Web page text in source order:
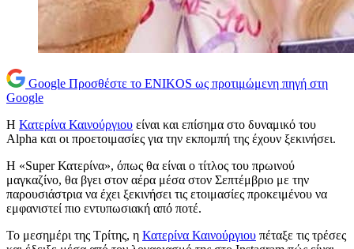
Google Προσθέστε το ENIKOS ως προτιμώμενη πηγή στη
Google
Η Κατερίνα Καινούργιου είναι και επίσημα στο δυναμικό του
Alpha και οι προετοιμασίες για την εκπομπή της έχουν ξεκινήσει.
Η «Super Κατερίνα», όπως θα είναι ο τίτλος του πρωινού
μαγκαζίνο, θα βγει στον αέρα μέσα στον Σεπτέμβριο με την
παρουσιάστρια να έχει ξεκινήσει τις ετοιμασίες προκειμένου να
εμφανιστεί πιο εντυπωσιακή από ποτέ.
Το μεσημέρι της Τρίτης, η Κατερίνα Καινούργιου πέταξε τις τρέσες